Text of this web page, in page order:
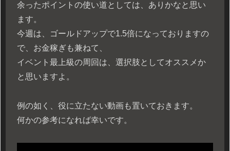
余ったポイントの使い道としては、ありかなと思い
ます。
今週は、ゴールドアップで1.5倍になっておりますの
で、お金稼ぎも兼ねて、
イベント最上級の周回は、選択肢としてオススメか
と思いますよ。
例の如く、役に立たない動画も置いておきます。
何かの参考になれば幸いです。